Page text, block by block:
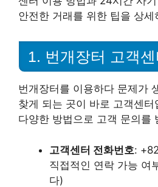
안전한 거래를 위한 팁을 상
1. 번개장터 고객
번개장터를 이용하다 문제가
찾게 되는 곳이 바로 고객센
다양한 방법으로 고객 문의를
고객센터 전화번호:
직접적인 연락 가능 여
다)